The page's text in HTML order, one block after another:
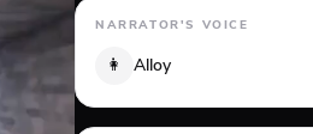
NARRATOR'S VOICE
👩 Alloy